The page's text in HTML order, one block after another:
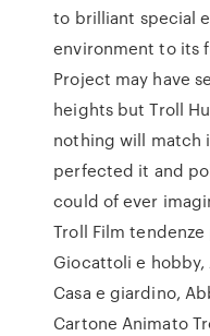
to brilliant special
environment to its
Project may have
heights but Troll
nothing will match
perfected it and
could of ever
Troll Film
Giocattoli e
Casa e giardino,
Cartone Animato